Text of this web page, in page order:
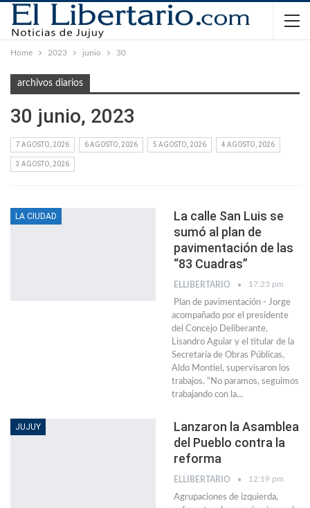
Home 2023 junio 30
archivos diarios
30 junio, 2023
7 AGOSTO, 2026 6 AGOSTO, 2026 5 AGOSTO, 2026 4 AGOSTO, 2026
3 AGOSTO, 2026
LA CIUDAD
La calle San Luis se
sumó al plan de
pavimentación de las
“83 Cuadras”
ELLIBERTARIO 17:23 pm
Plan de pavimentación - Jorge
acompañado por el presidente
del Concejo Deliberante,
Lisandro Aguiar y el titular de la
Secretaría de Obras Públicas,
Aldo Montiel, supervisaron los
trabajos. “No paramos, seguimos
trabajando con la…
JUJUY
Lanzaron la Asamblea
del Pueblo contra la
reforma
ELLIBERTARIO 12:19 pm
Agrupaciones de izquierda,